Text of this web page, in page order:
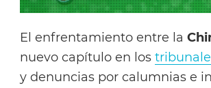
El enfrentamiento entre la
nuevo capítulo en los
y denuncias por calumnias e